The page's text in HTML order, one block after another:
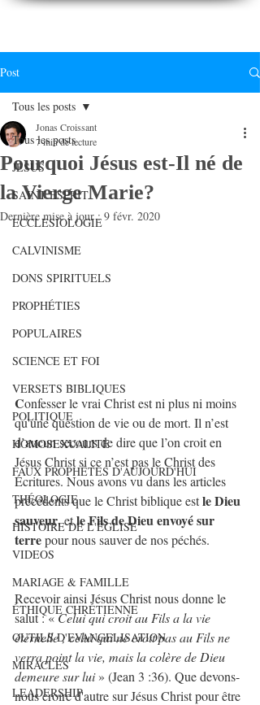
Post
Tous les posts
JESUS
SAINT ESPRIT
ECCLESIOLOGIE
CALVINISME
DONS SPIRITUELS
PROPHÉTIES
POPULAIRES
SCIENCE ET FOI
VERSETS BIBLIQUES
POLITIQUE
HOMOSEXUALITE
FAUX PROPHÈTES D'AUJOURD'HUI
THÉOLOGIE
HISTOIRE DE L'ÉGLISE
VIDEOS
MARIAGE & FAMILLE
ÉTHIQUE CHRÉTIENNE
OUTILS D'EVANGELISATION
MIRACLES
LEADERSHIP
Tous les posts
Pourquoi Jésus est-Il né de
la Vierge Marie?
Jonas Croissant
7 min de lecture
Dernière mise à jour :9 févr. 2020
Confesser le vrai Christ est ni plus ni moins
qu'une question de vie ou de mort. Il n’est
d’aucun secours de dire que l’on croit en
Jésus Christ si ce n’est pas le Christ des
Écritures. Nous avons vu dans les articles
précédents que le Christ biblique est le Dieu
sauveur, et le Fils de Dieu envoyé sur
terre pour nous sauver de nos péchés.
Recevoir ainsi Jésus Christ nous donne le
salut : « Celui qui croit au Fils a la vie
éternelle ; celui qui ne croit pas au Fils ne
verra point la vie, mais la colère de Dieu
demeure sur lui » (Jean 3 :36). Que devons-
nous croire d'autre sur Jésus Christ pour être